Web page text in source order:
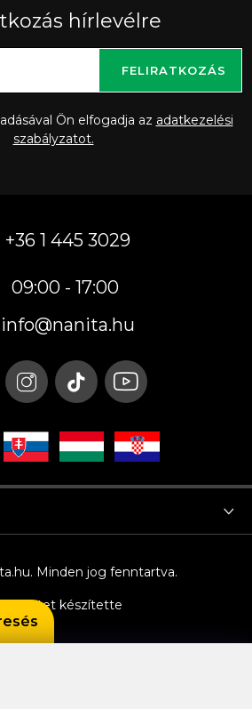
hírlevélre
Ön elfogadja az adatkezelési
szabályzatot.
FELIRATKOZÁS
+36 1 445 3029
09:00 - 17:00
info@nanita.hu
Shoptet készítette
. Minden jog fenntartva.